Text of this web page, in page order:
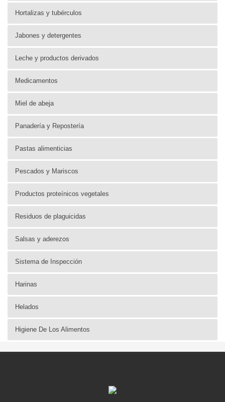
Hortalizas y tubérculos
Jabones y detergentes
Leche y productos derivados
Medicamentos
Miel de abeja
Panadería y Repostería
Pastas alimenticias
Pescados y Mariscos
Productos proteínicos vegetales
Residuos de plaguicidas
Salsas y aderezos
Sistema de Inspección
Harinas
Helados
Higiene De Los Alimentos